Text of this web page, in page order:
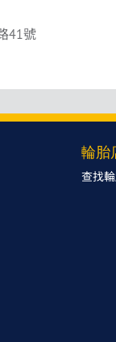
41號
輪胎
查找